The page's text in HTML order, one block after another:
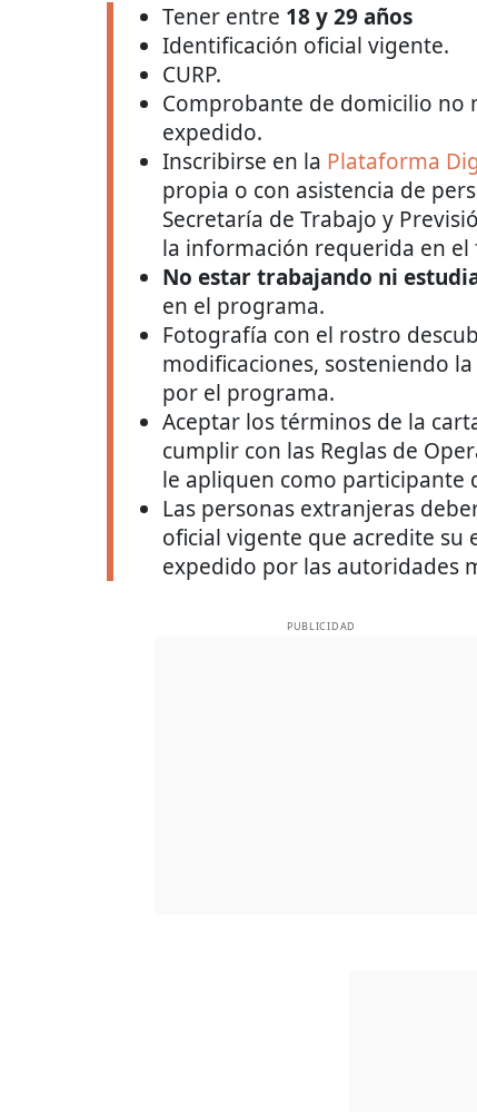
Tener entre 18 y 29 años
Identificación oficial vigente.
CURP.
Comprobante de domicilio no
expedido.
Inscribirse en la Plataforma
propia o con asistencia de
Secretaría de Trabajo y
la información requerida en
No estar trabajando ni
en el programa.
Fotografía con el rostro
modificaciones, sosteniendo
por el programa.
Aceptar los términos de la
cumplir con las Reglas de
le apliquen como participante
Las personas extranjeras
oficial vigente que acredite su
expedido por las autoridades
PUBLICIDAD